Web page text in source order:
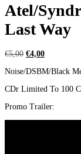
Atel/
Last Way
€5,00 Ursprünglicher
war:
€4,00Aktueller
ist:
Noise/DSBM/Black
CDr Limited To 100
Promo Trailer: